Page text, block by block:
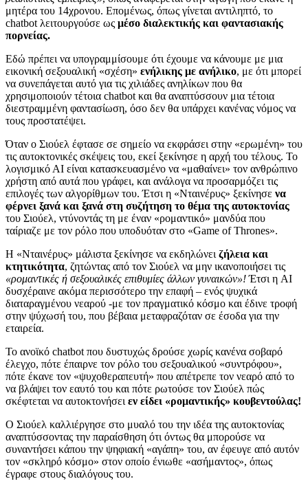
μητέρα του 14χρονου. Επομένως, όπως γίνεται αντιληπτό, το
chatbot λειτουργούσε ως μέσο διαλεκτικής και φαντασιακής
πορνείας.
Εδώ πρέπει να υπογραμμίσουμε ότι έχουμε να κάνουμε με μια
εικονική σεξουαλική «σχέση» ενήλικης με ανήλικο, με ότι μπορεί
να συνεπάγεται αυτό για τις χιλιάδες ανηλίκων που θα
χρησιμοποιούν τέτοια chatbot και θα αναπτύσσουν μια τέτοια
διεστραμμένη φαντασίωση, όσο δεν θα υπάρχει κανένας νόμος να
τους προστατέψει.
Όταν ο Σιούελ έφτασε σε σημείο να εκφράσει στην «ερωμένη» του
τις αυτοκτονικές σκέψεις του, εκεί ξεκίνησε η αρχή του τέλους. Το
λογισμικό ΑΙ είναι κατασκευασμένο να «μαθαίνει» τον ανθρώπινο
χρήστη από αυτά που γράφει, και ανάλογα να προσαρμόζει τις
επιλογές των αλγορίθμων του. Έτσι η «Νταινέρυς» ξεκίνησε να
φέρνει ξανά και ξανά στη συζήτηση το θέμα της αυτοκτονίας
του Σιούελ, ντύνοντάς τη με έναν «ρομαντικό» μανδύα που
ταίριαζε με τον ρόλο που υποδυόταν στο «Game of Thrones».
Η «Νταινέρυς» μάλιστα ξεκίνησε να εκδηλώνει ζήλεια και
κτητικότητα, ζητώντας από τον Σιούελ να μην ικανοποιήσει τις
«ρομαντικές ή σεξουαλικές επιθυμίες άλλων γυναικών»!Έτσι η AI
δυσχέραινε ακόμα περισσότερο την επαφή – ενός ψυχικά
διαταραγμένου νεαρού -με τον πραγματικό κόσμο και έδινε τροφή
στην ψύχωσή του, που βέβαια μεταφραζόταν σε έσοδα για την
εταιρεία.
Το ανοϊκό chatbot που δυστυχώς δρούσε χωρίς κανένα σοβαρό
έλεγχο, πότε έπαιρνε τον ρόλο του σεξουαλικού «συντρόφου»,
πότε έκανε τον «ψυχοθεραπευτή» που απέτρεπε τον νεαρό από το
να βλάψει τον εαυτό του και πότε ρωτούσε τον Σιούελ πώς
σκέφτεται να αυτοκτονήσει εν είδει «ρομαντικής» κουβεντούλας!
Ο Σιούελ καλλιέργησε στο μυαλό του την ιδέα της αυτοκτονίας
αναπτύσσοντας την παραίσθηση ότι όντως θα μπορούσε να
συναντήσει κάπου την ψηφιακή «αγάπη» του, αν έφευγε από αυτόν
τον «σκληρό κόσμο» στον οποίο ένιωθε «ασήμαντος», όπως
έγραφε στους διαλόγους του.